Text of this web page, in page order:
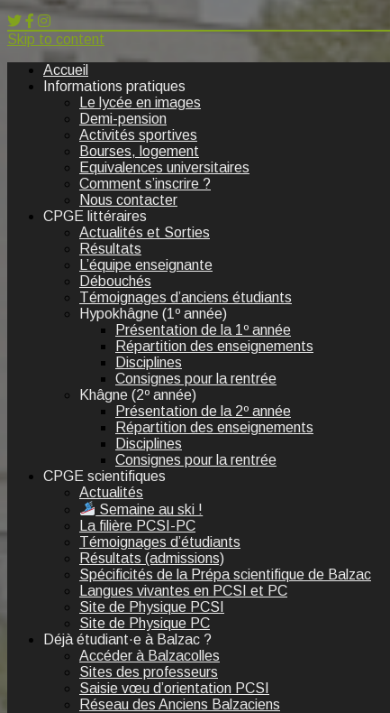
Skip to content
Accueil
Informations pratiques
Le lycée en images
Demi-pension
Activités sportives
Bourses, logement
Equivalences universitaires
Comment s’inscrire ?
Nous contacter
CPGE littéraires
Actualités et Sorties
Résultats
L’équipe enseignante
Débouchés
Témoignages d’anciens étudiants
Hypokhâgne (1º année)
Présentation de la 1º année
Répartition des enseignements
Disciplines
Consignes pour la rentrée
Khâgne (2º année)
Présentation de la 2º année
Répartition des enseignements
Disciplines
Consignes pour la rentrée
CPGE scientifiques
Actualités
Semaine au ski !
La filière PCSI-PC
Témoignages d’étudiants
Résultats (admissions)
Spécificités de la Prépa scientifique de Balzac
Langues vivantes en PCSI et PC
Site de Physique PCSI
Site de Physique PC
Déjà étudiant·e à Balzac ?
Accéder à Balzacolles
Sites des professeurs
Saisie vœu d’orientation PCSI
Réseau des Anciens Balzaciens